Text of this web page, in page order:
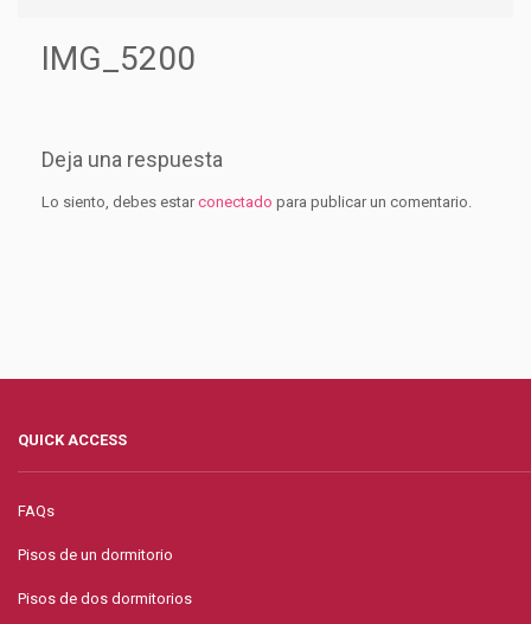
IMG_5200
Deja una respuesta
Lo siento, debes estarconectado para publicar un comentario.
QUICK ACCESS
FAQs
Pisos de un dormitorio
Pisos de dos dormitorios